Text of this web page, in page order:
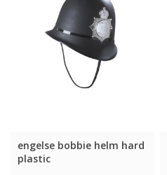
engelse bobbie helm hard
plastic